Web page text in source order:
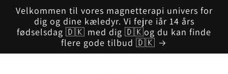
Gå til
indhold
Velkommen til vores magnetterapi univers for
dig og dine kæledyr. Vi fejre iår 14 års
fødselsdag 🇩🇰 med dig 🇩🇰og du kan finde
flere gode tilbud 🇩🇰